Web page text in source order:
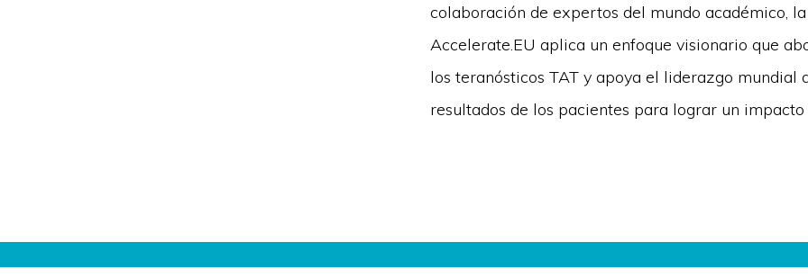
colaboración de expertos del mundo académico,
Accelerate.EU aplica un enfoque visionario que
los teranósticos TAT y apoya el liderazgo
resultados de los pacientes para lograr un